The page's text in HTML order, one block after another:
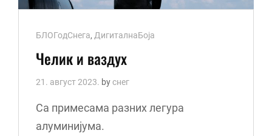
Cat
Links
БЛОГодСнега, ДигиталнаБоја
Челик и ваздух
21. август 2023. byснег
Са примесама разних легура
алуминијума.